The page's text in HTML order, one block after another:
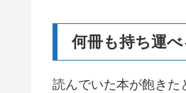
何冊も持ち運べ
読んでいた本が飽きた